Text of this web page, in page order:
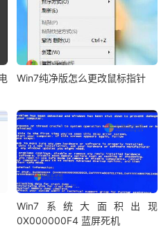
Win7纯净版怎么更改鼠标指针
Win7系统大面积出现
0X000000F4 蓝屏死机